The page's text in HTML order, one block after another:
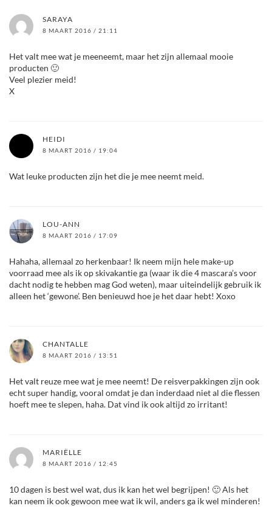
SARAYA
8 MAART 2016 / 21:11
Het valt mee wat je meeneemt, maar het zijn allemaal mooie
producten 🙂
Veel plezier meid!
X
HEIDI
8 MAART 2016 / 19:04
Wat leuke producten zijn het die je mee neemt meid.
LOU-ANN
8 MAART 2016 / 17:09
Hahaha, allemaal zo herkenbaar! Ik neem mijn hele make-up
voorraad mee als ik op skivakantie ga (waar ik die 4 mascara’s voor
dacht nodig te hebben mag God weten), maar uiteindelijk gebruik ik
alleen het ‘gewone’. Ben benieuwd hoe je het daar hebt! Xoxo
CHANTALLE
8 MAART 2016 / 13:51
Het valt reuze mee wat je mee neemt! De reisverpakkingen zijn ook
echt super handig, vooral omdat je dan inderdaad niet al die flessen
hoeft mee te slepen, haha. Dat vind ik ook altijd zo irritant!
MARIËLLE
8 MAART 2016 / 12:45
10 dagen is best wel wat, dus ik kan het wel begrijpen! 🙂 Als het
kan neem ik ook gewoon mee wat ik wil, anders ga ik wel minderen!